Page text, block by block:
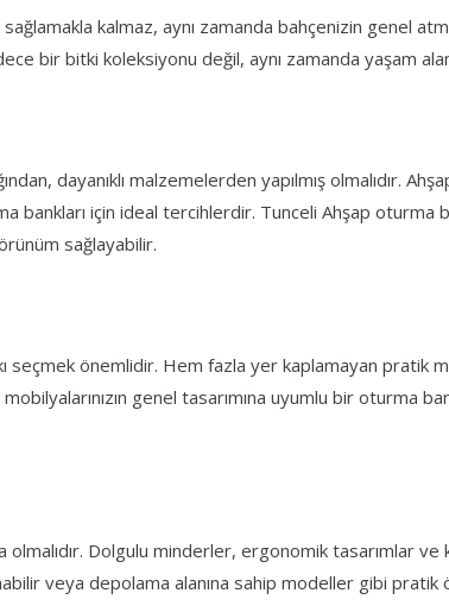
kalmaz, aynı zamanda bahçenizin genel
bir bitki koleksiyonu değil, aynı zamanda yaşam
dayanıklı malzemelerden yapılmış olmalıdır.
bankları için ideal tercihlerdir. Tunceli Ahşap oturma
sağlayabilir.
seçmek önemlidir. Hem fazla yer kaplamayan pratik
genel tasarımına uyumlu bir oturma
olmalıdır. Dolgulu minderler, ergonomik tasarımlar
veya depolama alanına sahip modeller gibi